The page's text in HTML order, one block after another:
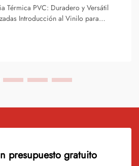
Térmica PVC: Duradero y Versátil
Introducción al Vinilo para
más populares para la
de prendas. Permite que
presupuesto gratuito